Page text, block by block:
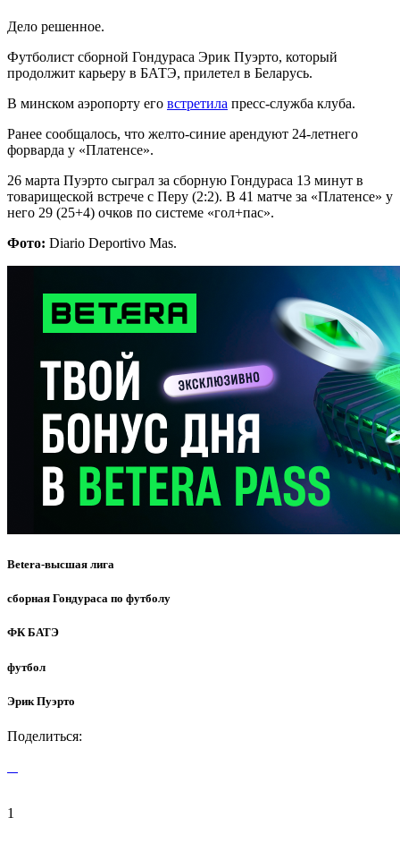
Дело решенное.
Футболист сборной Гондураса Эрик Пуэрто, который
продолжит карьеру в БАТЭ, прилетел в Беларусь.
В минском аэропорту его встретила пресс-служба клуба.
Ранее сообщалось, что желто-синие арендуют 24-летнего
форварда у «Платенсе».
26 марта Пуэрто сыграл за сборную Гондураса 13 минут в
товарищеской встрече с Перу (2:2). В 41 матче за «Платенсе» у
него 29 (25+4) очков по системе «гол+пас».
Фото: Diario Deportivo Mas.
Betera-высшая лига
сборная Гондураса по футболу
ФК БАТЭ
футбол
Эрик Пуэрто
Поделиться:
1